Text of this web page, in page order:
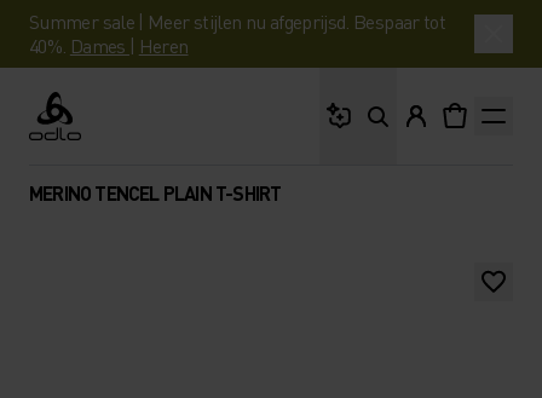
Summer sale | Meer stijlen nu afgeprijsd. Bespaar tot
40%. Dames | Heren
Odlo
MERINO TENCEL PLAIN T-SHIRT